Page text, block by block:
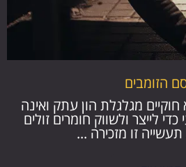
הזומבים
מגלגלת הון עתק ואינה
לייצר ולשווק חומרים זולים
תעשייה זו מזכירה ...